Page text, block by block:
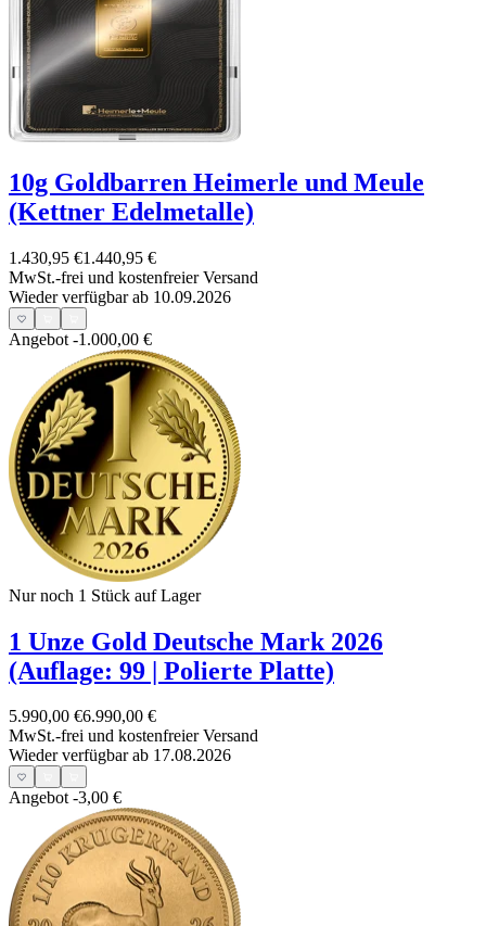
10g Goldbarren Heimerle und Meule
(Kettner Edelmetalle)
1.430,95 €1.440,95 €
MwSt.-frei und kostenfreier Versand
Wieder verfügbar ab 10.09.2026
Angebot -1.000,00 €
Nur noch 1 Stück auf Lager
1 Unze Gold Deutsche Mark 2026
(Auflage: 99 | Polierte Platte)
5.990,00 €6.990,00 €
MwSt.-frei und kostenfreier Versand
Wieder verfügbar ab 17.08.2026
Angebot-3,00 €